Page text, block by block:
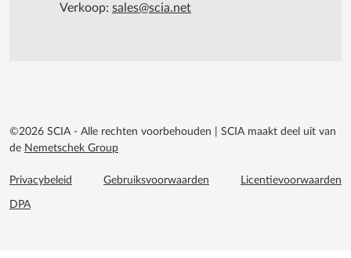
Verkoop: sales@scia.net
©2026 SCIA - Alle rechten voorbehouden
SCIA maakt deel uit van
de Nemetschek Group
Footer menu extra
Privacybeleid Gebruiksvoorwaarden Licentievoorwaarden
DPA